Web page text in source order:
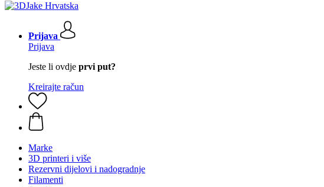
Prijava
Prijava
Jeste li ovdje prvi put?
Kreirajte račun
Marke
3D printeri i više
Rezervni dijelovi i nadogradnje
Filamenti